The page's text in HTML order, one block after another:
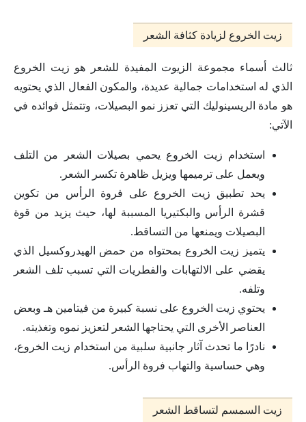
زيت الخروع لزيادة كثافة الشعر
ثالث أسماء مجموعة الزيوت المفيدة للشعر هو زيت الخروع
الذي له استخدامات جمالية عديدة، والمكون الفعال الذي يحتويه
هو مادة الريسينوليك التي تعزز نمو البصيلات، وتتمثل فوائده في
الآتي:
استخدام زيت الخروع يحمي بصيلات الشعر من التلف
ويعمل على ترميمها ويزيل ظاهرة تكسر الشعر.
يحد تطبيق زيت الخروع على فروة الرأس من تكوين
قشرة الرأس والبكتيريا المسببة لها، حيث يزيد من قوة
البصيلات ويمنعها من التساقط.
يتميز زيت الخروع بمحتواه من حمض الهيدروكسيل الذي
يقضي على الالتهابات والفطريات التي تسبب تلف الشعر
وتلفه.
يحتوي زيت الخروع على نسبة كبيرة من فيتامين هـ وبعض
العناصر الأخرى التي يحتاجها الشعر لتعزيز نموه وتغذيته.
نادرًا ما تحدث آثار جانبية سلبية من استخدام زيت الخروع،
وهي حساسية والتهاب فروة الرأس.
زيت السمسم لتساقط الشعر